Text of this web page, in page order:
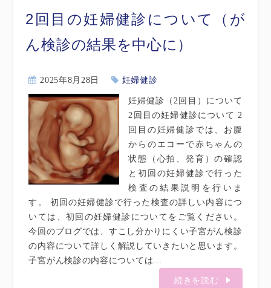
2回目の妊婦健診について（が
ん検診の結果を中心に）
2025年8月28日 妊婦健診
妊婦健診（2回目）について
2回目の妊婦健診について 2
回目の妊婦健診では、お腹
からのエコーで赤ちゃんの
状態（心拍、発育）の確認
と初回の妊婦健診で行った
検査の結果説明を行いま
す。 初回の妊婦健診で行った検査の詳しい内容につ
いては、初回の妊婦健診についてをご覧ください。
今回のブログでは、すこし分かりにくい子宮がん検診
の内容について詳しく解説していきたいと思います。
子宮がん検診の内容については...
続きを読む